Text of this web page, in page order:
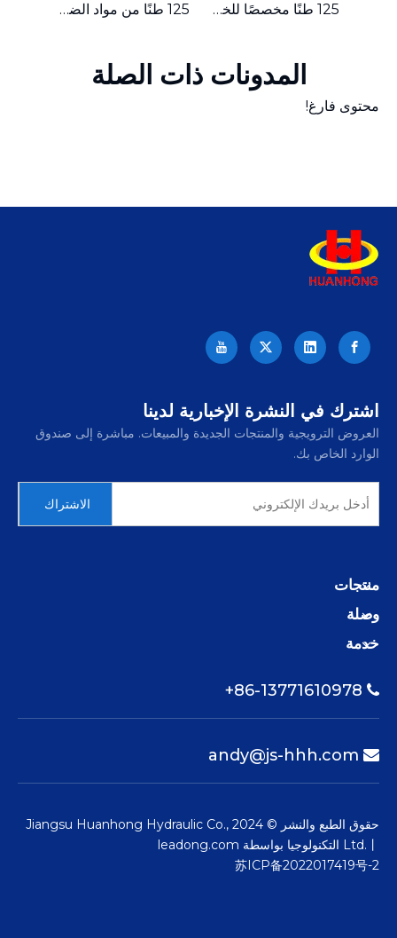
125 طنًا من مواد الضغط الصغيرة، مكبس بالات الخردة المعدنية الهيدروليكي 125 طنًا مخصصًا للخردة المعدنية الهيدروليكية الصغيرة ذات الدفع الجانبي
المدونات ذات الصلة
محتوى فارغ!
اشترك في النشرة الإخبارية لدينا
العروض الترويجية والمنتجات الجديدة والمبيعات. مباشرة إلى صندوق
الوارد الخاص بك.
الاشتراك
منتجات
وصلة
خدمة


حقوق الطبع والنشر © 2024 Jiangsu Huanhong Hydraulic Co.,
Ltd.丨 التكنولوجيا بواسطة
leadong.com
苏ICP备2022017419号-2